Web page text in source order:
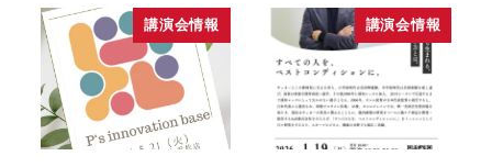
講演会情報 講演会情報